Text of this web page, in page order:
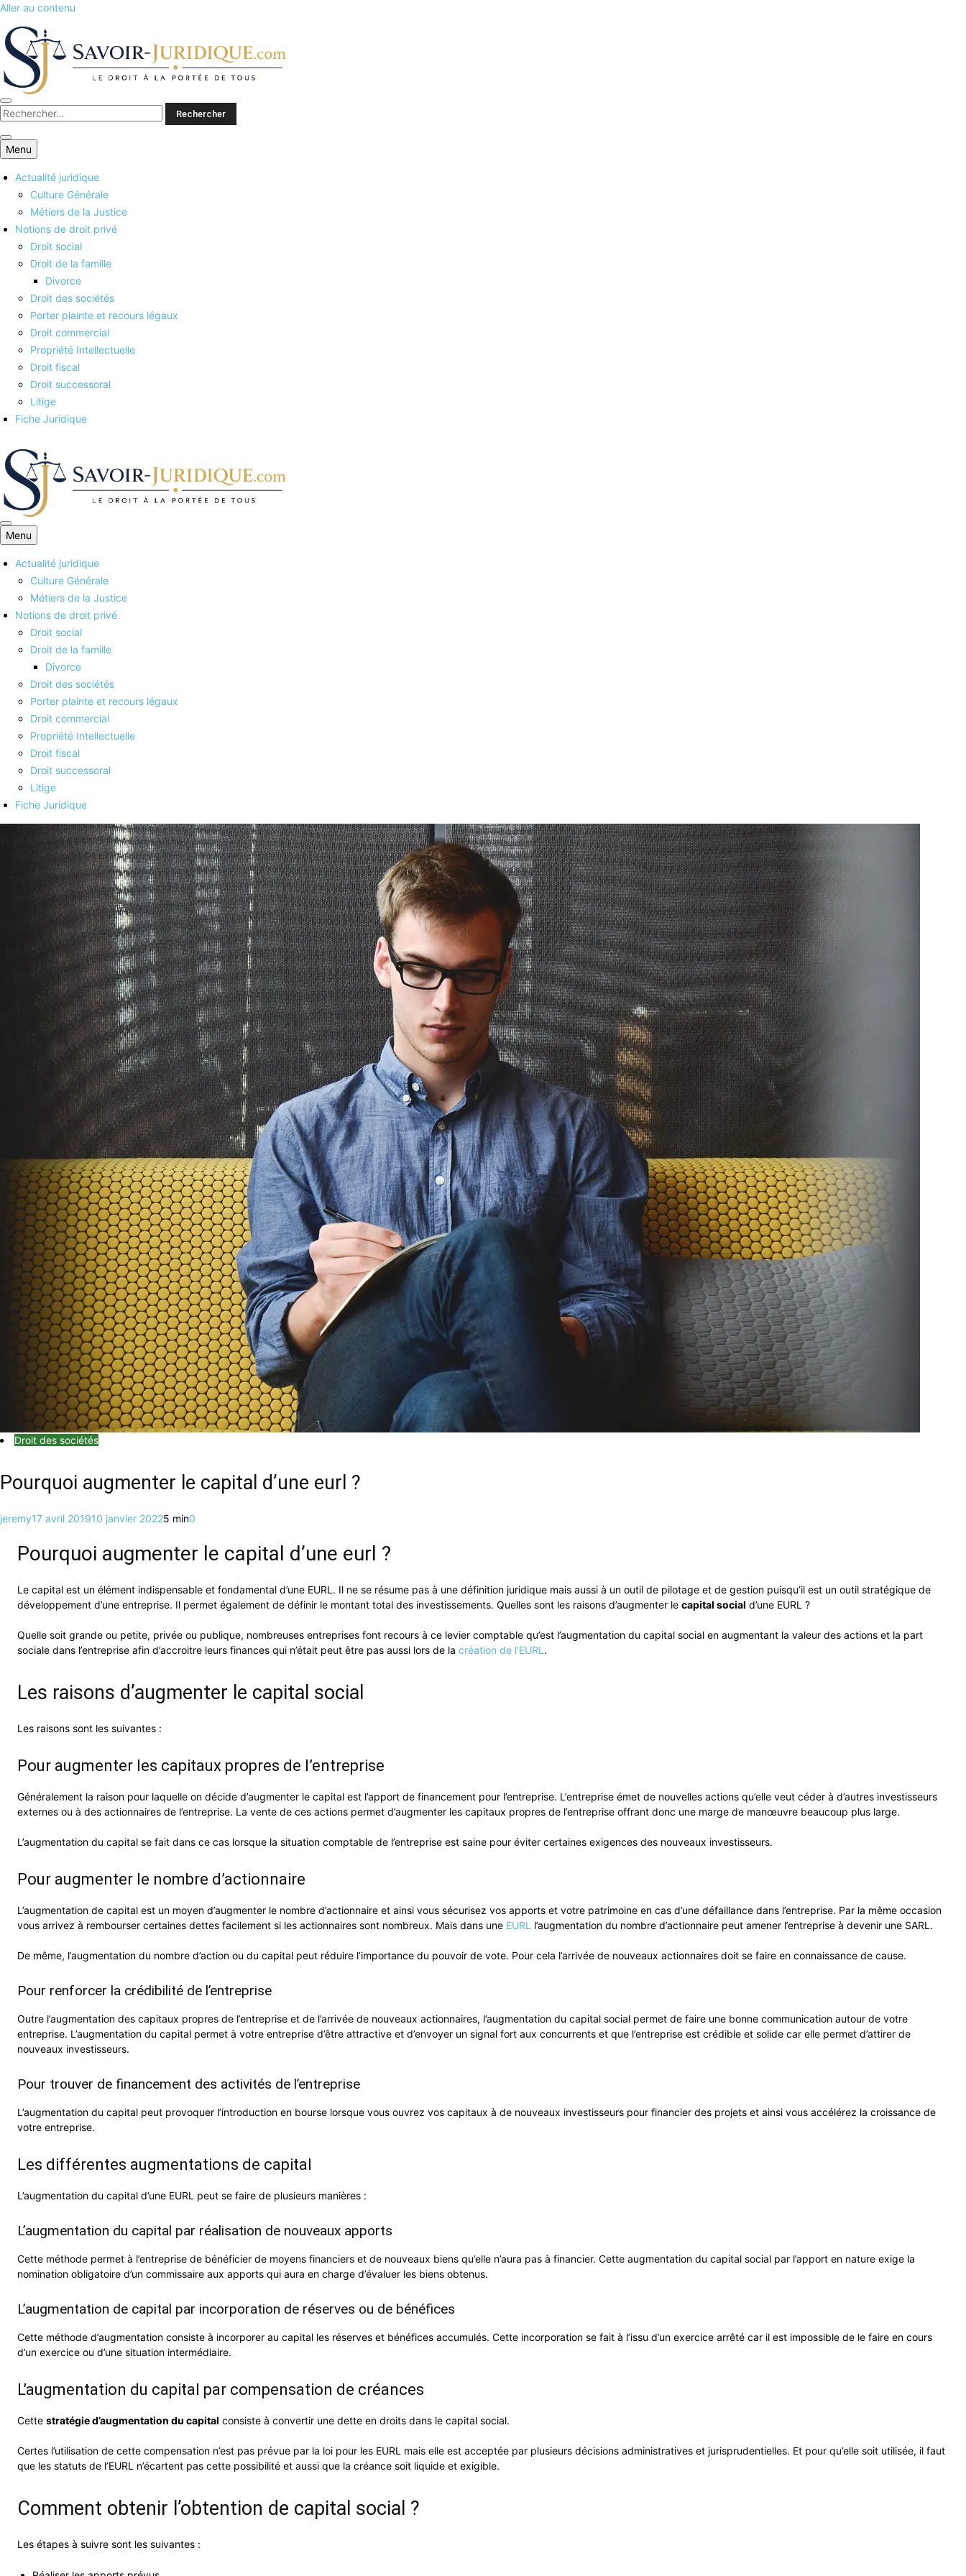
Aller au contenu
Savoirs juridiques
Menu
Actualité juridique
Culture Générale
Métiers de la Justice
Notions de droit privé
Droit social
Droit de la famille
Divorce
Droit des sociétés
Porter plainte et recours légaux
Droit commercial
Propriété Intellectuelle
Droit fiscal
Droit successoral
Litige
Fiche Juridique
Savoirs juridiques
Menu
Actualité juridique
Culture Générale
Métiers de la Justice
Notions de droit privé
Droit social
Droit de la famille
Divorce
Droit des sociétés
Porter plainte et recours légaux
Droit commercial
Propriété Intellectuelle
Droit fiscal
Droit successoral
Litige
Fiche Juridique
Droit des sociétés
Pourquoi augmenter le capital d’une eurl ?
jeremy17 avril 201910 janvier 20225 min0
Pourquoi augmenter le capital d’une eurl ?
Le capital est un élément indispensable et fondamental d’une EURL. Il ne se résume pas à une définition juridique mais aussi à un outil de pilotage et de gestion puisqu’il est un outil stratégique de
développement d’une entreprise. Il permet également de définir le montant total des investissements. Quelles sont les raisons d’augmenter le capital social d’une EURL ?
Quelle soit grande ou petite, privée ou publique, nombreuses entreprises font recours à ce levier comptable qu’est l’augmentation du capital social en augmentant la valeur des actions et la part
sociale dans l’entreprise afin d’accroitre leurs finances qui n’était peut être pas aussi lors de la création de l’EURL .
Les raisons d’augmenter le capital social
Les raisons sont les suivantes :
Pour augmenter les capitaux propres de l’entreprise
Généralement la raison pour laquelle on décide d’augmenter le capital est l’apport de financement pour l’entreprise. L’entreprise émet de nouvelles actions qu’elle veut céder à d’autres investisseurs
externes ou à des actionnaires de l’entreprise. La vente de ces actions permet d’augmenter les capitaux propres de l’entreprise offrant donc une marge de manœuvre beaucoup plus large.
L’augmentation du capital se fait dans ce cas lorsque la situation comptable de l’entreprise est saine pour éviter certaines exigences des nouveaux investisseurs.
Pour augmenter le nombre d’actionnaire
L’augmentation de capital est un moyen d’augmenter le nombre d’actionnaire et ainsi vous sécurisez vos apports et votre patrimoine en cas d’une défaillance dans l’entreprise. Par la même occasion
vous arrivez à rembourser certaines dettes facilement si les actionnaires sont nombreux. Mais dans une EURL l’augmentation du nombre d’actionnaire peut amener l’entreprise à devenir une SARL.
De même, l’augmentation du nombre d’action ou du capital peut réduire l’importance du pouvoir de vote. Pour cela l’arrivée de nouveaux actionnaires doit se faire en connaissance de cause.
Pour renforcer la crédibilité de l’entreprise
Outre l’augmentation des capitaux propres de l’entreprise et de l’arrivée de nouveaux actionnaires, l’augmentation du capital social permet de faire une bonne communication autour de votre
entreprise. L’augmentation du capital permet à votre entreprise d’être attractive et d’envoyer un signal fort aux concurrents et que l’entreprise est crédible et solide car elle permet d’attirer de
nouveaux investisseurs.
Pour trouver de financement des activités de l’entreprise
L’augmentation du capital peut provoquer l’introduction en bourse lorsque vous ouvrez vos capitaux à de nouveaux investisseurs pour financier des projets et ainsi vous accélérez la croissance de
votre entreprise.
Les différentes augmentations de capital
L’augmentation du capital d’une EURL peut se faire de plusieurs manières :
L’augmentation du capital par réalisation de nouveaux apports
Cette méthode permet à l’entreprise de bénéficier de moyens financiers et de nouveaux biens qu’elle n’aura pas à financier. Cette augmentation du capital social par l’apport en nature exige la
nomination obligatoire d’un commissaire aux apports qui aura en charge d’évaluer les biens obtenus.
L’augmentation de capital par incorporation de réserves ou de bénéfices
Cette méthode d’augmentation consiste à incorporer au capital les réserves et bénéfices accumulés. Cette incorporation se fait à l’issu d’un exercice arrêté car il est impossible de le faire en cours
d’un exercice ou d’une situation intermédiaire.
L’augmentation du capital par compensation de créances
Cette stratégie d’augmentation du capital consiste à convertir une dette en droits dans le capital social.
Certes l’utilisation de cette compensation n’est pas prévue par la loi pour les EURL mais elle est acceptée par plusieurs décisions administratives et jurisprudentielles. Et pour qu’elle soit utilisée, il faut
que les statuts de l’EURL n’écartent pas cette possibilité et aussi que la créance soit liquide et exigible.
Comment obtenir l’obtention de capital social ?
Les étapes à suivre sont les suivantes :